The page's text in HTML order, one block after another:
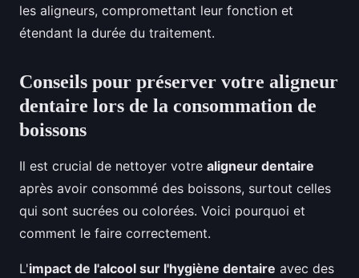
les aligneurs, compromettant leur fonction et
étendant la durée du traitement.
Conseils pour préserver votre aligneur
dentaire lors de la consommation de
boissons
Il est crucial de nettoyer votre aligneur dentaire
après avoir consommé des boissons, surtout celles
qui sont sucrées ou colorées. Voici pourquoi et
comment le faire correctement.
L'impact de l'alcool sur l'hygiène dentaire avec des